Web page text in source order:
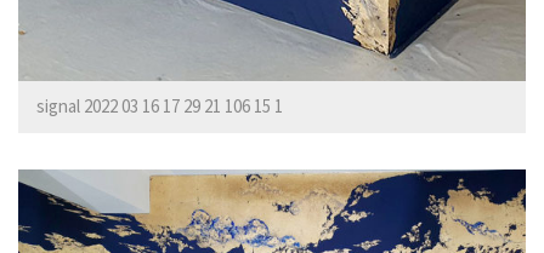
signal 2022 03 16 17 29 21 106 15 1